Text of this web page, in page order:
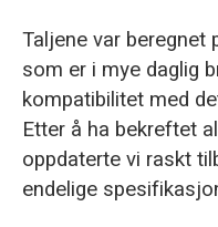
Taljene var
som er i mye daglig
kompatibilitet med
Etter å ha bekreftet
oppdaterte vi raskt
endelige